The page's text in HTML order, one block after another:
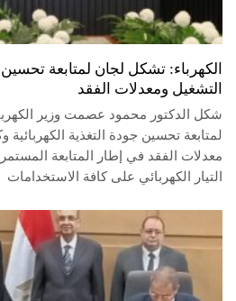
الكهرباء: تشكل لجان لمتابعة
التشغيل ومعدلات الفقد
شكل الدكتور محمود عصمت وزير
لمتابعة تحسين جودة التغذية الكهربائية
معدلات الفقد في إطار المتابعة
التيار الكهربائي على كافة الاستخدامات